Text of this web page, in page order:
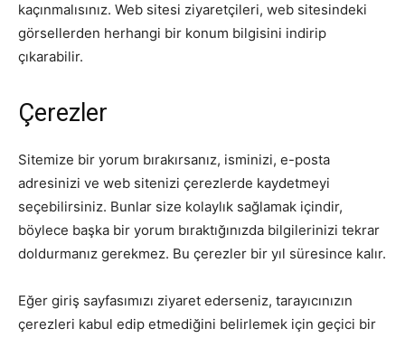
kaçınmalısınız. Web sitesi ziyaretçileri, web sitesindeki
görsellerden herhangi bir konum bilgisini indirip
çıkarabilir.
Çerezler
Sitemize bir yorum bırakırsanız, isminizi, e-posta
adresinizi ve web sitenizi çerezlerde kaydetmeyi
seçebilirsiniz. Bunlar size kolaylık sağlamak içindir,
böylece başka bir yorum bıraktığınızda bilgilerinizi tekrar
doldurmanız gerekmez. Bu çerezler bir yıl süresince kalır.
Eğer giriş sayfasımızı ziyaret ederseniz, tarayıcınızın
çerezleri kabul edip etmediğini belirlemek için geçici bir